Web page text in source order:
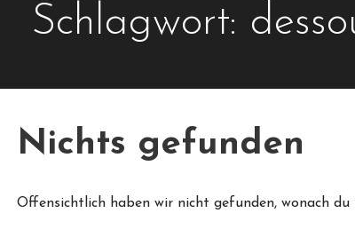
Schlagwort:
Nichts gefunden
Offensichtlich haben wir nicht gefunden, wonach du